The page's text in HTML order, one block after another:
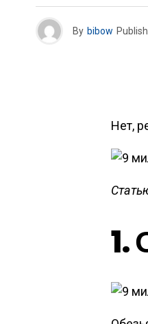
By bibow
Нет,
1.